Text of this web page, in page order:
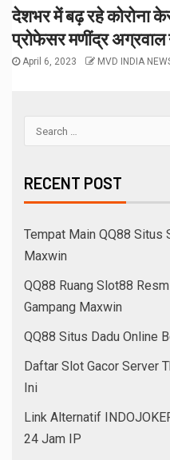
देशभर में बढ़ रहे कोरोना
प्रोफेसर मणींद्र
April 6, 2023 MVD INDIA
RECENT POST
Tempat Main QQ88 Situs
Maxwin
QQ88 Ruang Slot88
Gampang Maxwin
QQ88 Situs Dadu Online
Daftar Slot Gacor Server
Ini
Link Alternatif
24 Jam IP